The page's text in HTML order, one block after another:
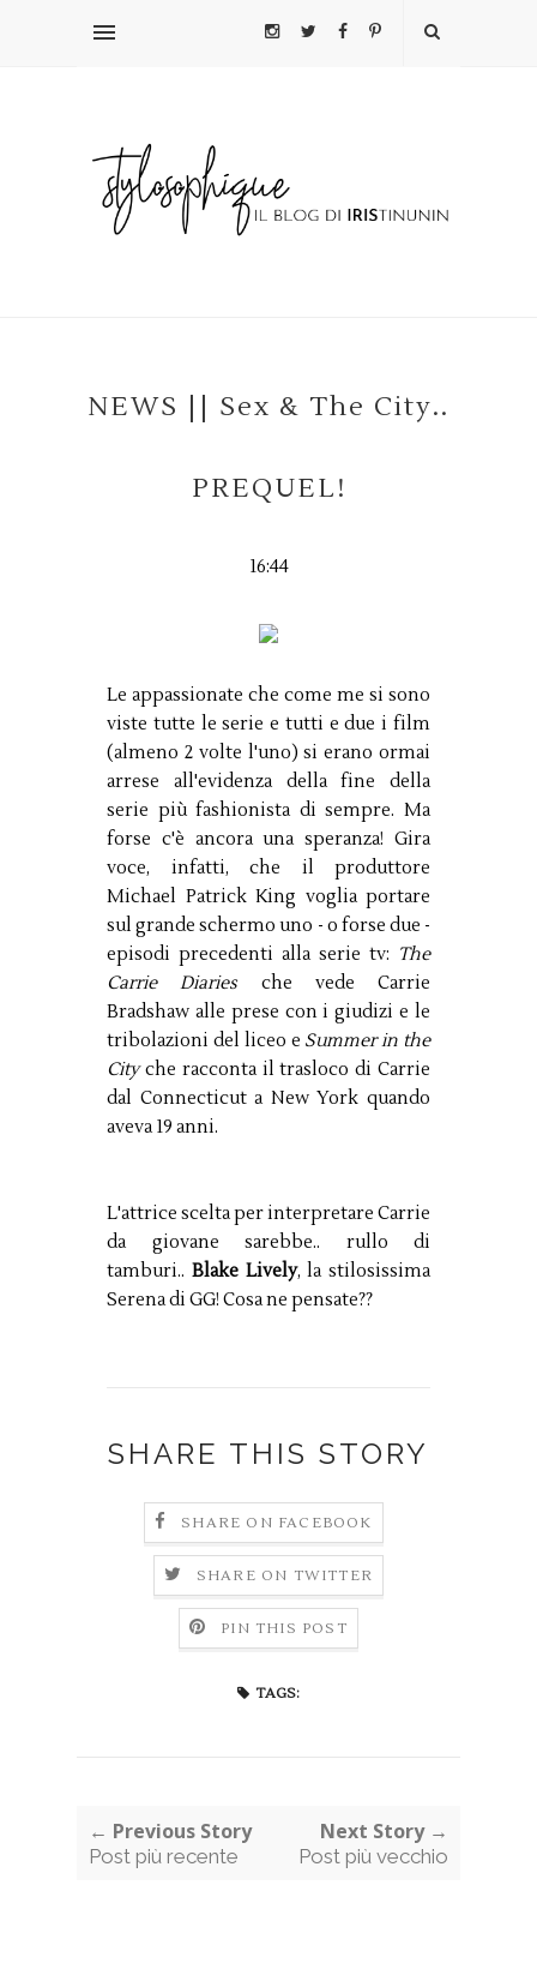
NEWS || Sex & The City..
PREQUEL!
16:44
Le appassionate che come me si sono
viste tutte le serie e tutti e due i film
(almeno 2 volte l'uno) si erano ormai
arrese all'evidenza della fine della
serie più fashionista di sempre. Ma
forse c'è ancora una speranza! Gira
voce, infatti, che il produttore
Michael Patrick King voglia portare
sul grande schermo uno - o forse due -
episodi precedenti alla serie tv: The
Carrie Diaries che vede Carrie
Bradshaw alle prese con i giudizi e le
tribolazioni del liceo e Summer in the
Cityche racconta il trasloco di Carrie
dal Connecticut a New York quando
aveva 19 anni.
L'attrice scelta per interpretare Carrie
da giovane sarebbe.. rullo di
tamburi.. Blake Lively, la stilosissima
Serena di GG! Cosa ne pensate??
SHARE THIS STORY
SHARE ON FACEBOOK
SHARE ON TWITTER
PIN THIS POST
TAGS:
← Previous Story
Post più recente
Next Story →
Post più vecchio